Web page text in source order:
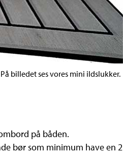
billedet ses vores mini ildslukker.
på båden.
bør som minimum have en 2